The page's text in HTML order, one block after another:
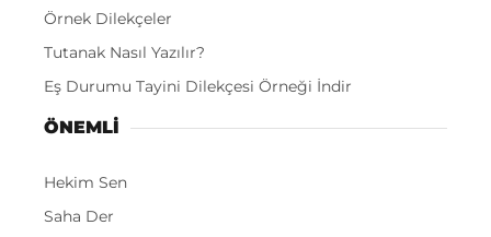
Örnek Dilekçeler
Tutanak Nasıl Yazılır?
Eş Durumu Tayini Dilekçesi Örneği İndir
ÖNEMLI
Hekim Sen
Saha Der